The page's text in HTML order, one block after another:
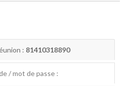
: 81410318890
/ mot de passe :